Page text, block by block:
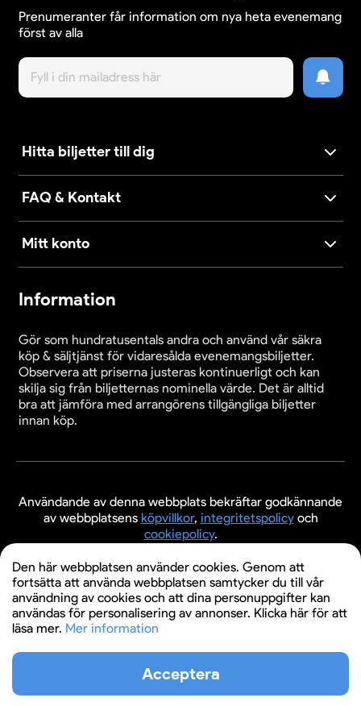
Prenumeranter får information om nya heta evenemang
först av alla
Hitta biljetter till dig
FAQ & Kontakt
Mitt konto
Information
Gör som hundratusentals andra och använd vår säkra
köp & säljtjänst för vidaresålda evenemangsbiljetter.
Observera att priserna justeras kontinuerligt och kan
skilja sig från biljetternas nominella värde. Det är alltid
bra att jämföra med arrangörens tillgängliga biljetter
innan köp.
Användande av denna webbplats bekräftar godkännande
av webbplatsens köpvillkor, integritetspolicyoch
cookiepolicy.
© 2026 Evenemangsbiljetter.se
Den här webbplatsen använder cookies. Genom att
fortsätta att använda webbplatsen samtycker du till vår
användning av cookies och att dina personuppgifter kan
användas för personalisering av annonser. Klicka här för att
läsa mer. Mer information
Acceptera